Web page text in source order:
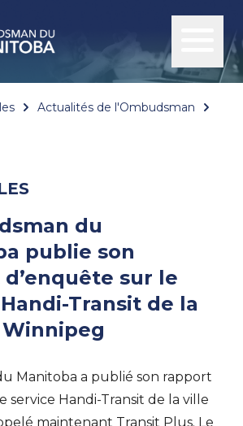
Actualités de l'Ombudsman
du
publie son
sur le
Transit de la
Manitoba a publié son rapport
service Handi-Transit de la ville
maintenant Transit Plus. Le